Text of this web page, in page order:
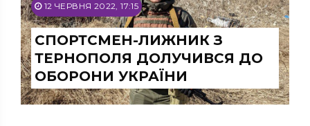
12 ЧЕРВНЯ 2022, 17:15
СПОРТСМЕН-ЛИЖНИК З
ТЕРНОПОЛЯ ДОЛУЧИВСЯ ДО
ОБОРОНИ УКРАЇНИ